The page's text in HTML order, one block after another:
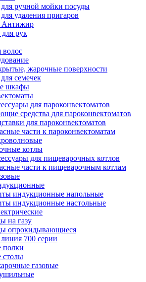
для ручной мойки посуды
удаления пригаров
Антижир
рук
жарочные поверхности
семечек
шкафы
для пароконвектоматов
средства для пароконвектоматов
для пароконвектоматов
части к пароконвектоматам
котлы
для пищеварочных котлов
части к пищеварочным котлам
индукционные напольные
индукционные настольные
на газу
опрокидывающиеся
700 серии
полки
столы
газовые